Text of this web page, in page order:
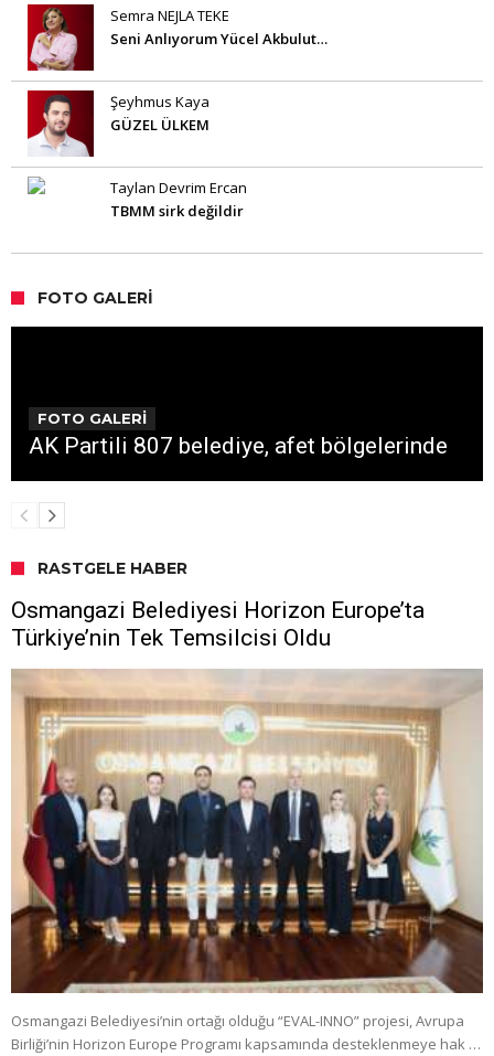
Semra NEJLA TEKE
Seni Anlıyorum Yücel Akbulut…
Şeyhmus Kaya
GÜZEL ÜLKEM
Taylan Devrim Ercan
TBMM sirk değildir
FOTO GALERI
FOTO GALERİ
AK Partili 807 belediye, afet bölgelerinde
RASTGELE HABER
Osmangazi Belediyesi Horizon Europe’ta
Türkiye’nin Tek Temsilcisi Oldu
Osmangazi Belediyesi’nin ortağı olduğu “EVAL-INNO” projesi, Avrupa
Birliği’nin Horizon Europe Programı kapsamında desteklenmeye hak …